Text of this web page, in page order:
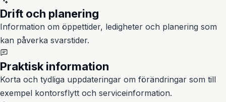
Drift och planering
Information om öppettider, ledigheter och planering som
kan påverka svarstider.
Praktisk information
Korta och tydliga uppdateringar om förändringar som till
exempel kontorsflytt och serviceinformation.